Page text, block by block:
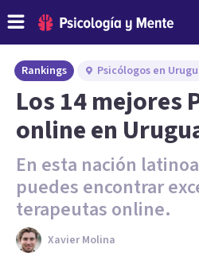
Rankings Psicólogos en
Los 14 mejores
online en
En esta nación
puedes encontrar
terapeutas online.
Xavier Molina